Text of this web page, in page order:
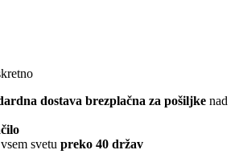
dostava brezplačna za pošiljke nad
svetu preko 40 držav